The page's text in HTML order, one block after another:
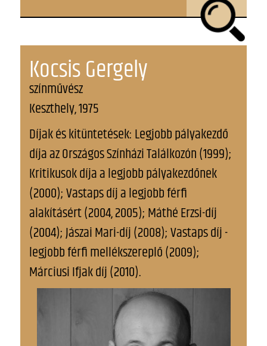
Kocsis Gergely
színművész
Keszthely, 1975
Díjak és kitüntetések: Legjobb pályakezdő
díja az Országos Színházi Találkozón (1999);
Kritikusok díja a legjobb pályakezdőnek
(2000); Vastaps díj a legjobb férfi
alakításért (2004, 2005); Máthé Erzsi-díj
(2004); Jászai Mari-díj (2008); Vastaps díj -
legjobb férfi mellékszereplő (2009);
Márciusi Ifjak díj (2010).